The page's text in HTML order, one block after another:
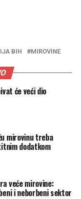
BIH MIROVINE
će veći dio
mirovinu treba
dodatkom
veće mirovine:
i neborbeni sektor